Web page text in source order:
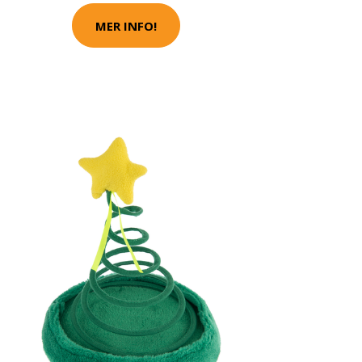
MER INFO!